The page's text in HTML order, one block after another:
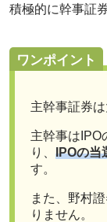
積極的に幹事証
ワンポイント
主幹事証券は
主幹事はIPO
り、 IPOの当
す。
また、野村
りません。